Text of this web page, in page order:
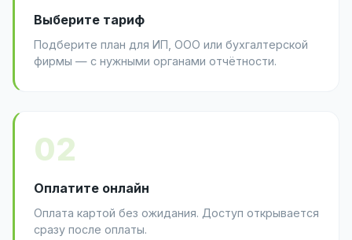
Выберите тариф
Подберите план для ИП, ООО или бухгалтерской
фирмы — с нужными органами отчётности.
02
Оплатите онлайн
Оплата картой без ожидания. Доступ открывается
сразу после оплаты.